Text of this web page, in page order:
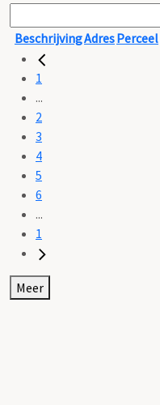
BeschrijvingAdresPerceel
1
...
2
3
4
5
6
...
1
Meer